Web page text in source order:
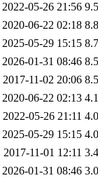
2022-05-26 21:56
2020-06-22 02:18
2025-05-29 15:15
2026-01-31 08:46
2017-11-02 20:06
2020-06-22 02:13
2022-05-26 21:11
2025-05-29 15:15
2017-11-01 12:11
2026-01-31 08:46